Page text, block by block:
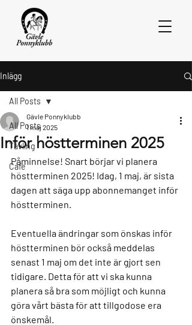
Inlägg
All Posts
Tävling
Cafe
All Posts
Inför höstterminen 2025
Gävle Ponnyklubb
1 maj 2025
Påminnelse! Snart börjar vi planera
höstterminen 2025! Idag, 1 maj, är sista
dagen att säga upp abonnemanget inför
höstterminen.
Eventuella ändringar som önskas inför
höstterminen bör också meddelas
senast 1 maj om det inte är gjort sen
tidigare. Detta för att vi ska kunna
planera så bra som möjligt och kunna
göra vårt bästa för att tillgodose era
önskemål.